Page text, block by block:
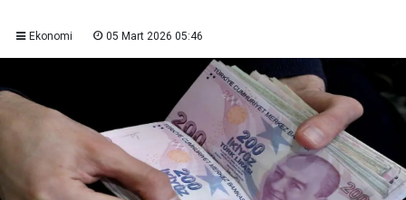
Ekonomi 05 Mart 2026 05:46